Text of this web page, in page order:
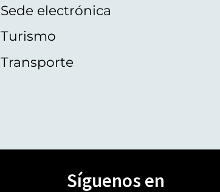
Sede electrónica
Turismo
Transporte
Síguenos en